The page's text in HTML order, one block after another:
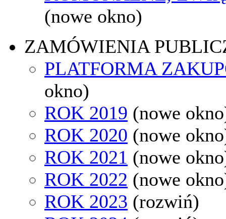
(nowe okno)
ZAMÓWIENIA
PLATFORMA
okno)
ROK 2019 (nowe
ROK 2020 (nowe
ROK 2021 (nowe
ROK 2022 (nowe
ROK 2023 (rozwiń)